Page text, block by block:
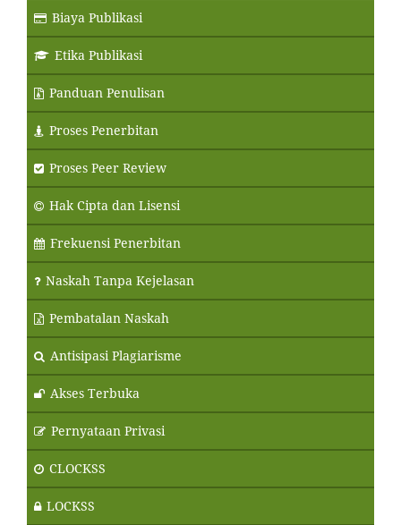
Biaya Publikasi
Etika Publikasi
Panduan Penulisan
Proses Penerbitan
Proses Peer Review
Hak Cipta dan Lisensi
Frekuensi Penerbitan
Naskah Tanpa Kejelasan
Pembatalan Naskah
Antisipasi Plagiarisme
Akses Terbuka
Pernyataan Privasi
CLOCKSS
LOCKSS